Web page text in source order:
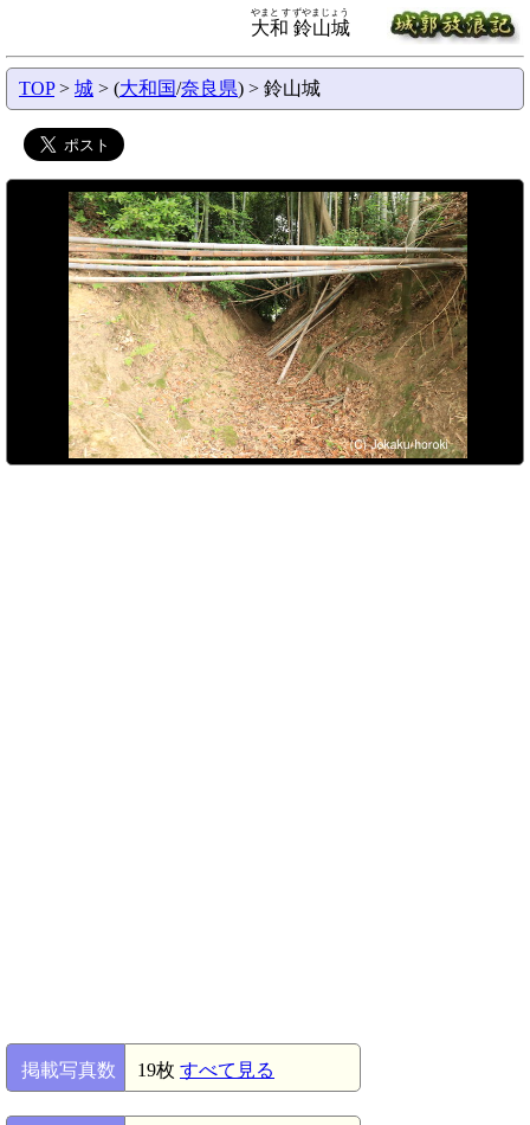
大和 鈴山城
やまと すずやまじょう
TOP> 城 > (大和国/奈良県) > 鈴山城
掲載写真数 19枚 すべて見る